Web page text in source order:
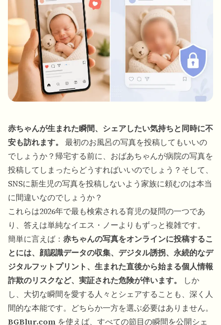
一括背景除去
赤ちゃんが生まれた瞬間、シェアしたい気持ちと同時に不
安も訪れます。
最初のお風呂の写真を投稿してもいいの
でしょうか？帰宅する前に、おばあちゃんが病院の写真を
投稿してしまったらどうすればいいのでしょう？そして、
SNSに新生児の写真を投稿しないよう家族に頼むのは本当
に間違いなのでしょうか？
これらは2026年で最も検索される育児の疑問の一つであ
り、答えは単純なイエス・ノーよりもずっと複雑です。
簡単に言えば： 赤ちゃんの写真をオンラインに投稿するこ
とには、顔認識データの収集、デジタル誘拐、永続的なデ
ジタルフットプリント、生まれた直後から始まる個人情報
詐欺のリスクなど、実証された危険が伴います。
しか
し、大切な瞬間を愛する人々とシェアすることも、深く人
間的な本能です。どちらか一方を選ぶ必要はありません。
BGBlur.com を使えば、すべての節目の瞬間を公開シェ